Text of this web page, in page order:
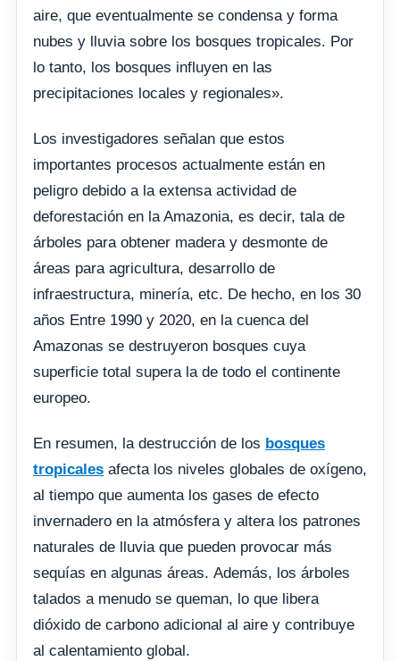
aire, que eventualmente se condensa y forma
nubes y lluvia sobre los bosques tropicales. Por
lo tanto, los bosques influyen en las
precipitaciones locales y regionales».
Los investigadores señalan que estos
importantes procesos actualmente están en
peligro debido a la extensa actividad de
deforestación en la Amazonia, es decir, tala de
árboles para obtener madera y desmonte de
áreas para agricultura, desarrollo de
infraestructura, minería, etc. De hecho, en los 30
años Entre 1990 y 2020, en la cuenca del
Amazonas se destruyeron bosques cuya
superficie total supera la de todo el continente
europeo.
En resumen, la destrucción de los bosques
tropicales afecta los niveles globales de oxígeno,
al tiempo que aumenta los gases de efecto
invernadero en la atmósfera y altera los patrones
naturales de lluvia que pueden provocar más
sequías en algunas áreas. Además, los árboles
talados a menudo se queman, lo que libera
dióxido de carbono adicional al aire y contribuye
al calentamiento global.